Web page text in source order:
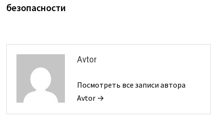
безопасности
Avtor
Посмотреть все записи автора
Avtor →